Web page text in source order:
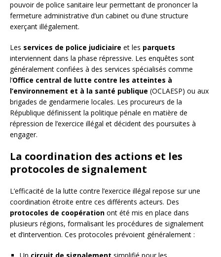
pouvoir de police sanitaire leur permettant de prononcer la
fermeture administrative d’un cabinet ou d’une structure
exerçant illégalement.
Les services de police judiciaire et les parquets
interviennent dans la phase répressive. Les enquêtes sont
généralement confiées à des services spécialisés comme
l’Office central de lutte contre les atteintes à
l’environnement et à la santé publique (OCLAESP) ou aux
brigades de gendarmerie locales. Les procureurs de la
République définissent la politique pénale en matière de
répression de l’exercice illégal et décident des poursuites à
engager.
La coordination des actions et les
protocoles de signalement
L’efficacité de la lutte contre l’exercice illégal repose sur une
coordination étroite entre ces différents acteurs. Des
protocoles de coopération ont été mis en place dans
plusieurs régions, formalisant les procédures de signalement
et d’intervention. Ces protocoles prévoient généralement :